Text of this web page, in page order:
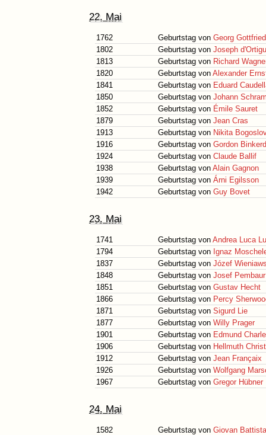
22. Mai
1762 Geburtstag von Georg
1802
Geburtstag von Joseph
1813
Geburtstag von Richard
1820
Geburtstag von Alexander
1841
Geburtstag von Eduard
1850
Geburtstag von Johann
1852
Geburtstag von Émile Sauret
1879
Geburtstag von Jean Cras
1913
Geburtstag von Nikita
1916
Geburtstag von Gordon Binkerd
1924
Geburtstag von Claude Ballif
1938
Geburtstag von Alain Gagnon
1939
Geburtstag von Árni Egilsson
1942
Geburtstag von Guy Bovet
23. Mai
1741 Geburtstag von Andrea Luca
1794
Geburtstag von Ignaz
1837
Geburtstag von Józef
1848
Geburtstag von Josef Pembaur
1851
Geburtstag von Gustav Hecht
1866
Geburtstag von Percy
1871
Geburtstag von Sigurd Lie
1877
Geburtstag von Willy Prager
1901
Geburtstag von Edmund
1906
Geburtstag von Hellmuth
1912
Geburtstag von Jean Françaix
1926
Geburtstag von Wolfgang
1967
Geburtstag von Gregor Hübner
24. Mai
1582 Geburtstag von Giovan